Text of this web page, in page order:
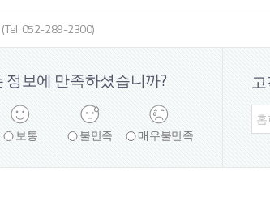
(Tel. 052-289-2300)
정보에 만족하셨습니까?
보통 불만족 매우불만족